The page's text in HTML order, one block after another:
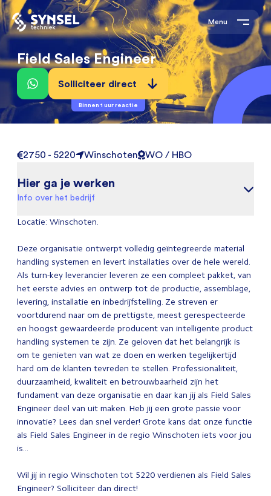
Menu
Field Sales Engineer
Solliciteer direct
Binnen 1 uur reactie
2750 - 5220 Winschoten WO / HBO
Hier ga je werken
Info over het bedrijf
Locatie: Winschoten.
Deze organisatie ontwerpt volledig geïntegreerde material
handling systemen en levert installaties over de hele wereld.
Als turn-key leverancier leveren ze een compleet pakket, van
het eerste advies en ontwerp tot de productie, assemblage,
levering, installatie en inbedrijfstelling. Ze streven er
voortdurend naar om de prettigste, meest gerespecteerde
en hoogst gewaardeerde producent van intelligente product
handling systemen te zijn. Ze geloven dat het belangrijk is
om te genieten van wat ze doen en werken tegelijkertijd
hard om de klanten tevreden te stellen. Professionaliteit,
duurzaamheid, kwaliteit en betrouwbaarheid zijn het
fundament van deze organisatie en daar kan jij als Field Sales
Engineer deel van uit maken. Heb jij een grote passie voor
innovatie? Lees dan snel verder! Grote kans dat onze functie
als Field Sales Engineer in de regio Winschoten iets voor jou
is...
Wil jij in regio Winschoten tot 5220 verdienen als Field Sales
Engineer? Solliciteer dan direct!